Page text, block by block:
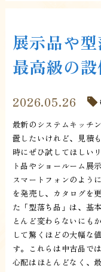
展示品や
最高級の
2026.05.26
最新のシステムキッチ
置したいけれど、見積
時にぜひ試してほしい
ト品やショールーム展
スマートフォンのよう
を発売し、カタログを
た「型落ち品」は、基
とんど変わらないにも
して驚くほどの大幅な
す。これらは中古品で
心配はほとんどなく、